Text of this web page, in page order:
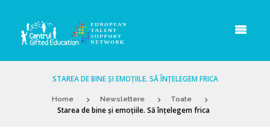
STAREA DE BINE ȘI EMOȚIILE. SĂ ÎNȚELEGEM FRICA
Home Newslettere Toate
Starea de bine și emoțiile. Să înțelegem frica